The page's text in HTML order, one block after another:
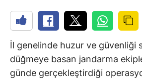
İl genelinde huzur ve güvenliği
düğmeye basan jandarma
günde gerçekleştirdiği